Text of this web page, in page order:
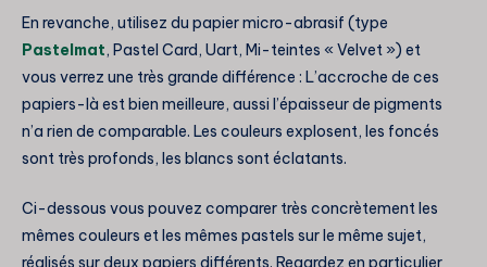
En revanche, utilisez du papier micro-abrasif (type
Pastelmat, Pastel Card, Uart, Mi-teintes « Velvet ») et
vous verrez une très grande différence : L’accroche de ces
papiers-là est bien meilleure, aussi l’épaisseur de pigments
n’a rien de comparable. Les couleurs explosent, les foncés
sont très profonds, les blancs sont éclatants.
Ci-dessous vous pouvez comparer très concrètement les
mêmes couleurs et les mêmes pastels sur le même sujet,
réalisés sur deux papiers différents. Regardez en particulier